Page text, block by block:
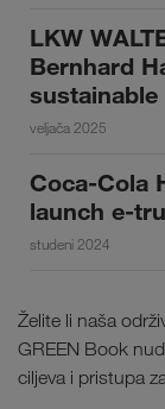
LKW
Bernhard
veljača 2025
Coca-Cola
launch e-
studeni 2024
Želite li naša
GREEN Book
ciljeva i pristupa